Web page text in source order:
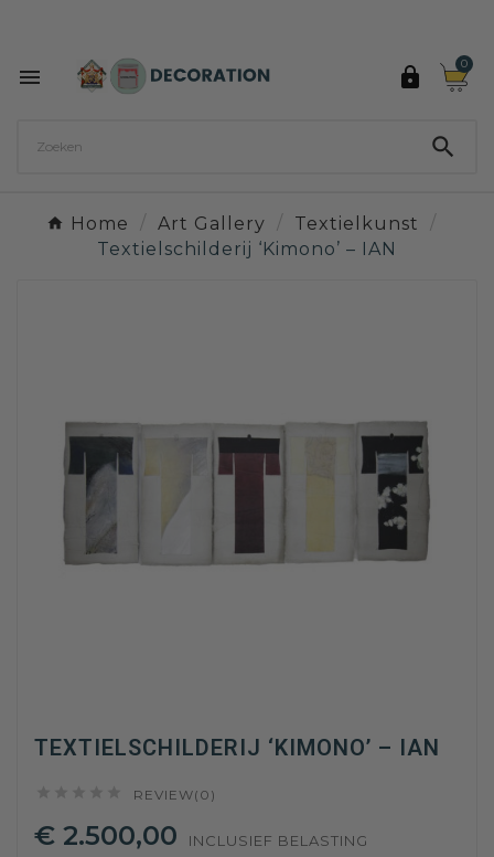
 
0

Home Art Gallery
Textielkunst
Textielschilderij ‘Kimono’ – IAN
TEXTIELSCHILDERIJ ‘KIMONO’ – IAN
REVIEW(0)
€ 2.500,00 INCLUSIEF BELASTING